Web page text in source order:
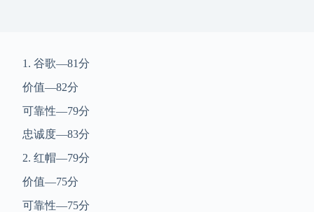
1. 谷歌—81分
价值—82分
可靠性—79分
忠诚度—83分
2. 红帽—79分
价值—75分
可靠性—75分